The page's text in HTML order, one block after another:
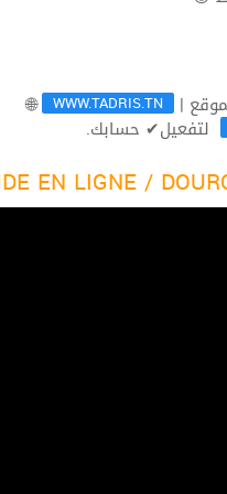
WWW.TADRIS.TN
🌐
لتفعيل✔ حسابك.
EN LIGNE /